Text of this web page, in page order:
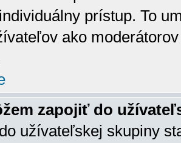
prístup. To
ako
zapojiť do
užívateľskej skupiny